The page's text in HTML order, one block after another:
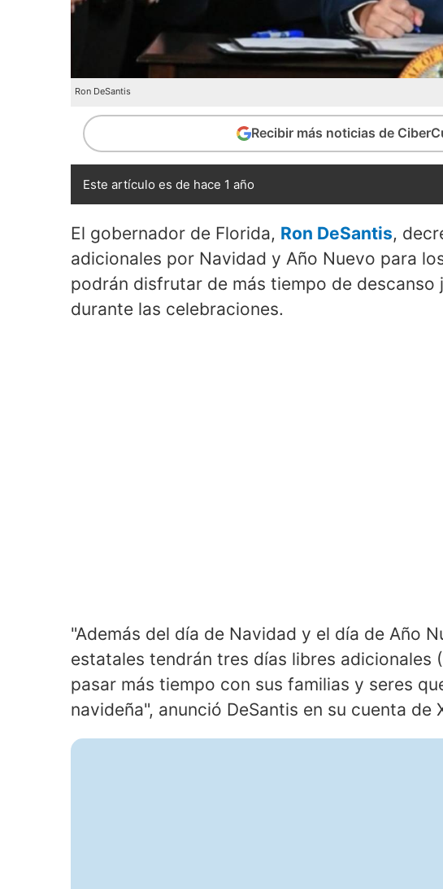
Ron DeSantis
Recibir más noticias de
Este artículo es de hace 1 año
El gobernador de Florida, Ron DeSantis,
adicionales por Navidad y Año Nuevo para
podrán disfrutar de más tiempo de descanso
durante las celebraciones.
"Además del día de Navidad y el día de Año
estatales tendrán tres días libres adicionales
pasar más tiempo con sus familias y seres
navideña", anunció DeSantis en su cuenta de